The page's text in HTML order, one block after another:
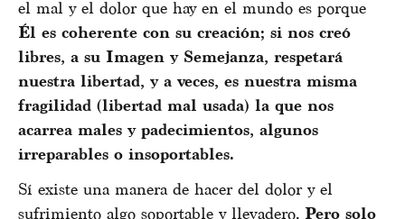
el mal y el dolor que hay en el mundo es porque
Él es coherente con su creación; si nos creó
libres, a su Imagen y Semejanza, respetará
nuestra libertad, y a veces, es nuestra misma
fragilidad (libertad mal usada) la que nos
acarrea males y padecimientos, algunos
irreparables o insoportables.
Sí existe una manera de hacer del dolor y el
sufrimiento algo soportable y llevadero. Pero solo